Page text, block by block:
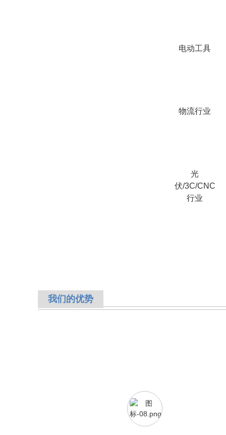
电动工具
物流行业
光
伏/3C/CNC
行业
我们的优势